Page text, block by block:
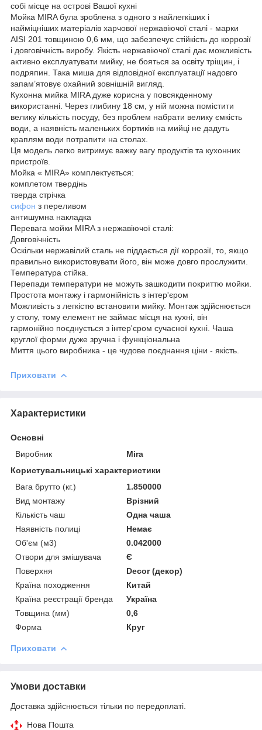
собі місце на острові Вашої кухні
Мойка MIRA була зроблена з одного з найлегкіших і
найміцніших матеріалів харчової нержавіючої сталі - марки
AISI 201 товщиною 0,6 мм, що забезпечує стійкість до коррозії
і довговічність виробу. Якість нержавіючої сталі дає можливість
активно експлуатувати мийку, не бояться за освіту тріщин, і
подряпин. Така миша для відповідної експлуатації надовго
запам’ятовує охайний зовнішній вигляд.
Кухонна мийка MIRA дуже корисна у повсякденному
використанні. Через глибину 18 см, у ній можна помістити
велику кількість посуду, без проблем набрати велику ємкість
води, а наявність маленьких бортиків на мийці не дадуть
краплям води потрапити на столах.
Ця модель легко витримує важку вагу продуктів та кухонних
пристроїв.
Мойка « MIRA» комплектується:
комплетом твердінь
тверда стрічка
сифон з переливом
антишумна накладка
Перевага мойки MIRA з нержавіючої сталі:
Довговічність
Оскільки нержавілий сталь не піддається дії коррозії, то, якщо
правильно використовувати його, він може довго прослужити.
Температура стійка.
Перепади температури не можуть зашкодити покриттю мойки.
Простота монтажу і гармонійність з інтер'єром
Можливість з легкістю встановити мийку. Монтаж здійснюється
у столу, тому елемент не займає місця на кухні, він
гармонійно поєднується з інтер'єром сучасної кухні. Чаша
круглої форми дуже зручна і функціональна
Миття цього виробника - це чудове поєднання ціни - якість.
Приховати
Характеристики
Основні
Виробник
Mira
Користувальницькі характеристики
Вага брутто (кг.)
1.850000
Вид монтажу
Врізний
Кількість чаш
Одна чаша
Наявність полиці
Немає
Об'єм (м3)
0.042000
Отвори для змішувача
Є
Поверхня
Decor (декор)
Країна походження
Китай
Країна реєстрації бренда
Україна
Товщина (мм)
0,6
Форма
Круг
Приховати
Умови доставки
Доставка здійснюється тільки по передоплаті.
Нова Пошта